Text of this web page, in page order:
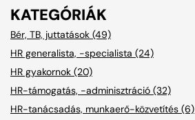
KATEGÓRIÁK
Bér, TB, juttatások (49)
HR generalista, -specialista (24)
HR gyakornok (20)
HR-támogatás, -adminisztráció (32)
HR-tanácsadás, munkaerő-közvetítés (6)